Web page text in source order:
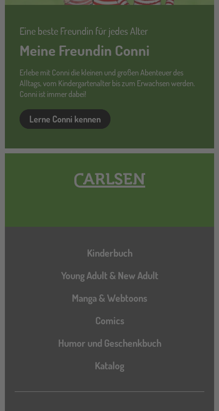
Eine beste Freundin für jedes Alter
Meine Freundin Conni
Erlebe mit Conni die kleinen und großen Abenteuer des
Alltags, vom Kindergartenalter bis zum Erwachsen werden.
Conni ist immer dabei!
Lerne Conni kennen
Hauptnavigation
Kinderbuch
Young Adult & New Adult
Manga & Webtoons
Comics
Humor und Geschenkbuch
Katalog
Katalog